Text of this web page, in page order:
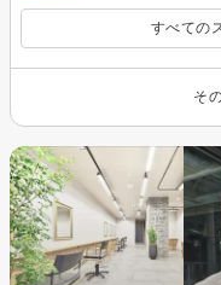
すべての
そ